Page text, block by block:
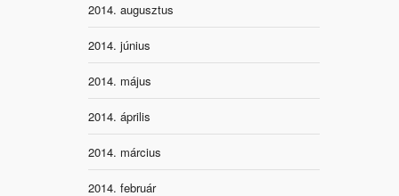
2014. augusztus
2014. június
2014. május
2014. április
2014. március
2014. február